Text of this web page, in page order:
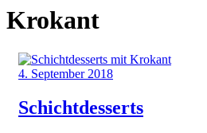
Krokant
4. September 2018
Schichtdesserts